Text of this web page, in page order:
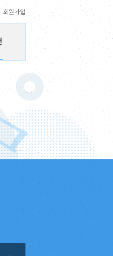
회원가입